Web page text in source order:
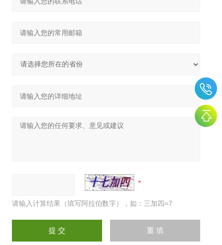
请输入计算结果（填写阿拉伯数字），如：三加四=7